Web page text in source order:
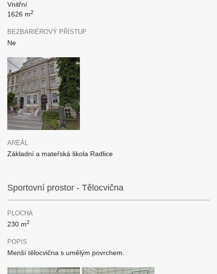
Vnitřní
1626 m2
BEZBARIÉROVÝ PŘÍSTUP
Ne
AREÁL
Základní a mateřská škola Radlice
Sportovní prostor - Tělocvična
PLOCHA
230 m2
POPIS
Menší tělocvična s umělým povrchem.